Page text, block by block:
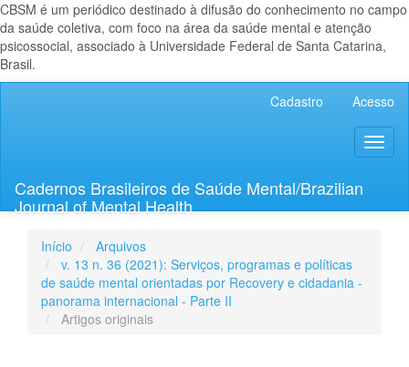
CBSM é um periódico destinado à difusão do conhecimento no campo
da saúde coletiva, com foco na área da saúde mental e atenção
psicossocial, associado à Universidade Federal de Santa Catarina,
Brasil.
Lateral
Cadastro Acesso
Cadernos Brasileiros de Saúde Mental/Brazilian
Journal of Mental Health
Início
Arquivos
v. 13 n. 36 (2021): Serviços, programas e políticas
de saúde mental orientadas por Recovery e cidadania -
panorama internacional - Parte II
Artigos originais